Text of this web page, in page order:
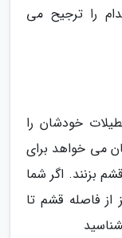
را ترجیح می
خودشان را
می خواهد برای
بزنند. اگر شما
از فاصله قشم تا